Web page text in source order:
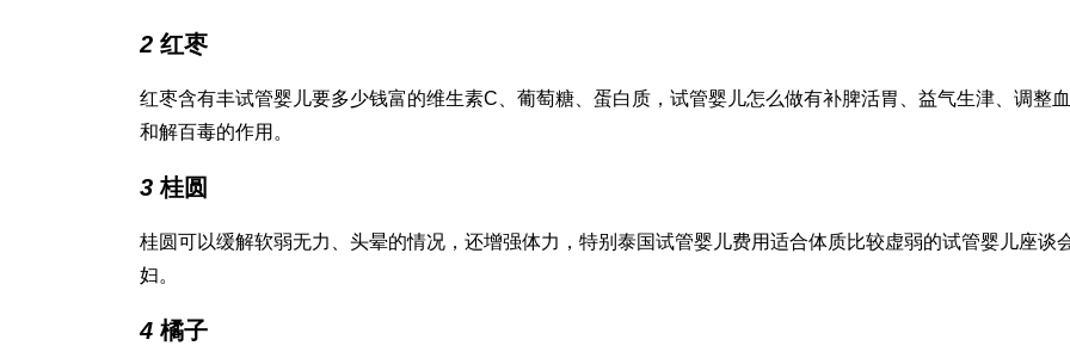
2 红枣
红枣含有丰试管婴儿要多少钱富的维生素C、葡萄糖、蛋白质， 试管婴儿怎么做有补脾活胃、益气生津、调整血
和解百毒的作用。
3 桂圆
桂圆可以缓解软弱无力、头晕的情况，还增强体力，特别 泰国试管婴儿费用适合体质比较虚弱的试管婴儿座谈
妇。
4 橘子